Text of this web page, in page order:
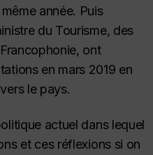
année. Puis
du Tourisme, des
ont
en mars 2019 en
le pays.
actuel dans lequel
et ces réflexions si on